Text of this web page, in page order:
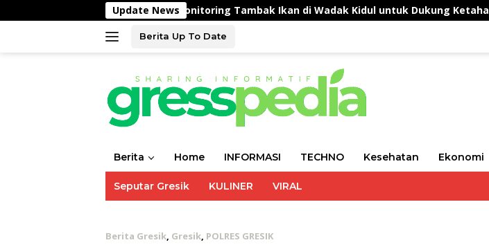
ke
Update News
Laksanakan Monitoring Tambak Ikan di Wadak Kidul untuk Dukung Ketahanan Pangan
Berita Up To Date
Berita Home INFORMASI TECHNO Kesehatan Ekonomi
Seputar Gresik KULINER VIRAL
Berita Gresik, Gresik, POLRES GRESIK